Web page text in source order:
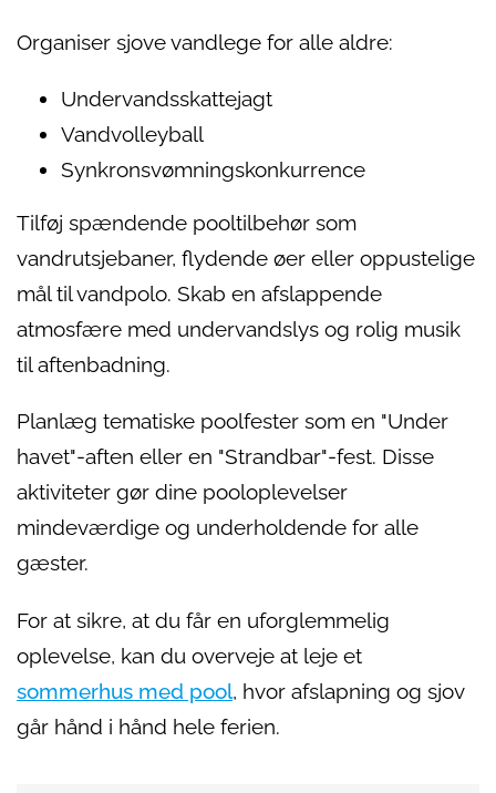
Organiser sjove vandlege for alle aldre:
Undervandsskattejagt
Vandvolleyball
Synkronsvømningskonkurrence
Tilføj spændende pooltilbehør som
vandrutsjebaner, flydende øer eller oppustelige
mål til vandpolo. Skab en afslappende
atmosfære med undervandslys og rolig musik
til aftenbadning.
Planlæg tematiske poolfester som en "Under
havet"-aften eller en "Strandbar"-fest. Disse
aktiviteter gør dine pooloplevelser
mindeværdige og underholdende for alle
gæster.
For at sikre, at du får en uforglemmelig
oplevelse, kan du overveje at leje et
sommerhus med pool, hvor afslapning og sjov
går hånd i hånd hele ferien.